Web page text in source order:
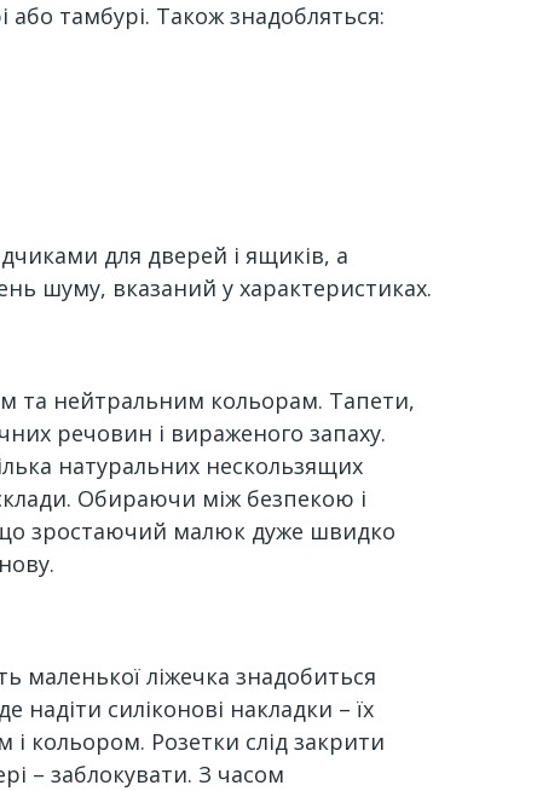
тамбурі. Також знадобляться:
для дверей і ящиків, а
шуму, вказаний у характеристиках.
та нейтральним кольорам. Тапети,
речовин і вираженого запаху.
натуральних нескользящих
Обираючи між безпекою і
що зростаючий малюк дуже швидко
маленької ліжечка знадобиться
надіти силіконові накладки – їх
кольором. Розетки слід закрити
– заблокувати. З часом